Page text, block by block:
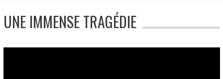
UNE IMMENSE TRAGÉDIE